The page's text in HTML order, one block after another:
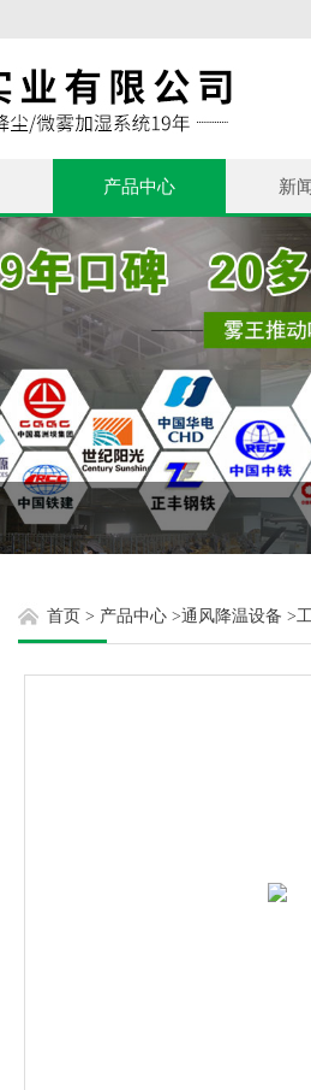
产品中心 新
首页 > 产品中心 >通风降温设备 >